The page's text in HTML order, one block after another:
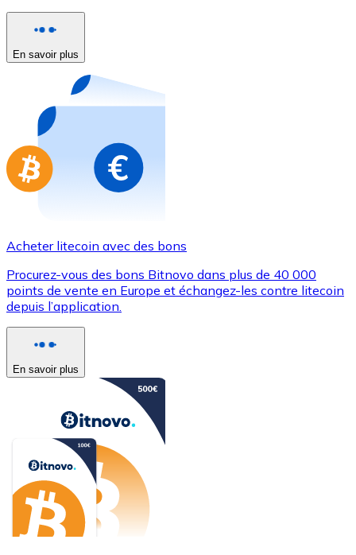
Acheter avec carte
Nouveau
Achetez des cartes-cadeaux de vos marques
Aller à la boutique de cartes-cadeaux
En savoir plus
Acheter litecoin avec des bons
Procurez-vous des bons Bitnovo dans plus de 40 000
points de vente en Europe et échangez-les contre litecoin
depuis l’application.
En savoir plus